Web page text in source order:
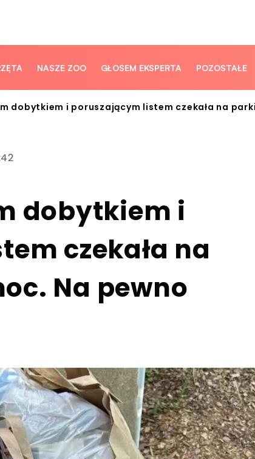
NASZE ZOO GŁOSEM EKSPERTA POZOSTAŁE
dobytkiem i poruszającym listem czekała na
dobytkiem i
czekała na
Na pewno